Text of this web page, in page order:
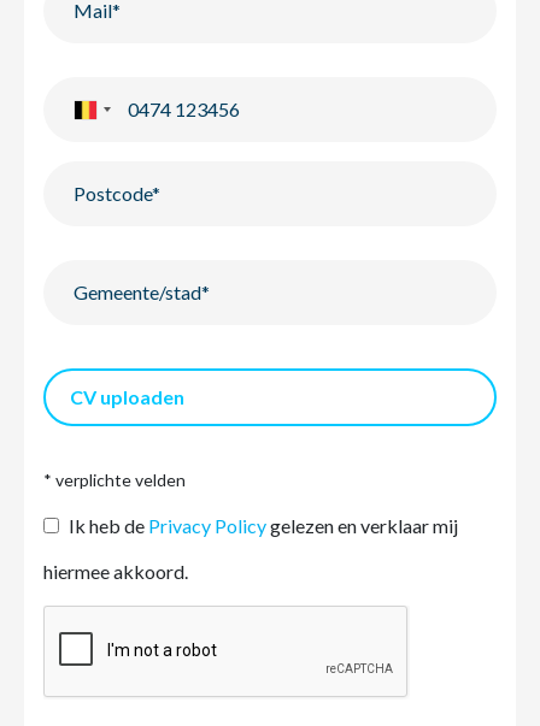
CV uploaden
* verplichte velden
Ik heb de Privacy Policygelezen en verklaar mij
hiermee akkoord.